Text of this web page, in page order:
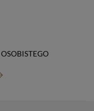
prawo do
skargi do
Ochrony Danych
oraz
danych
momencie;